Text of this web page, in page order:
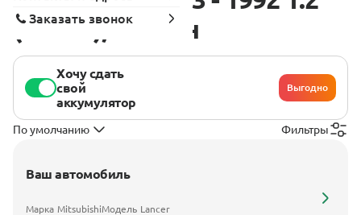
(60 л.с.), бензин
Хочу сдать
свой
аккумулятор
Выгодно
По умолчанию Фильтры
Ваш автомобиль
Марка MitsubishiМодель Lancer
Заказать звонок